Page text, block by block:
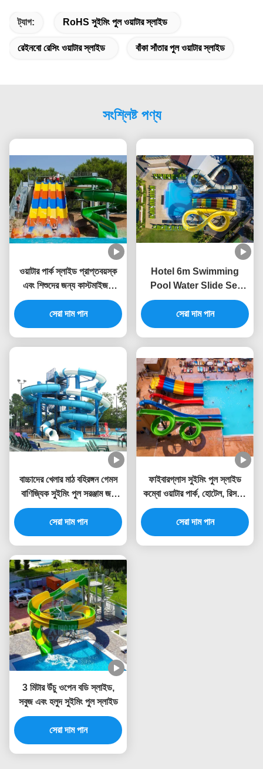
ট্যাগ: RoHS সুইমিং পুল ওয়াটার স্লাইড
রেইনবো রেসিং ওয়াটার স্লাইড বাঁকা সাঁতার পুল ওয়াটার স্লাইড
সংশ্লিষ্ট পণ্য
ওয়াটার পার্ক স্লাইড প্রাপ্তবয়স্ক
এবং শিশুদের জন্য কাস্টমাইজড
সুইমিং পুল স্লাইড
সেরা দাম পান
Hotel 6m Swimming
Pool Water Slide Set
Static Proof Fiberglass
Customized Color
সেরা দাম পান
বাচ্চাদের খেলার মাঠ বহিরঙ্গন গেমস
বাণিজ্যিক সুইমিং পুল সরঞ্জাম জল
স্লাইড সেট ফাইবারগ্লাস
প্রাপ্তবয়স্কদের জন্য
সেরা দাম পান
ফাইবারগ্লাস সুইমিং পুল স্লাইড
কম্বো ওয়াটার পার্ক, হোটেল, রিসর্টের
জন্য উপযুক্ত
সেরা দাম পান
3 মিটার উঁচু ওপেন বডি স্লাইড,
সবুজ এবং হলুদ সুইমিং পুল স্লাইড
সেরা দাম পান